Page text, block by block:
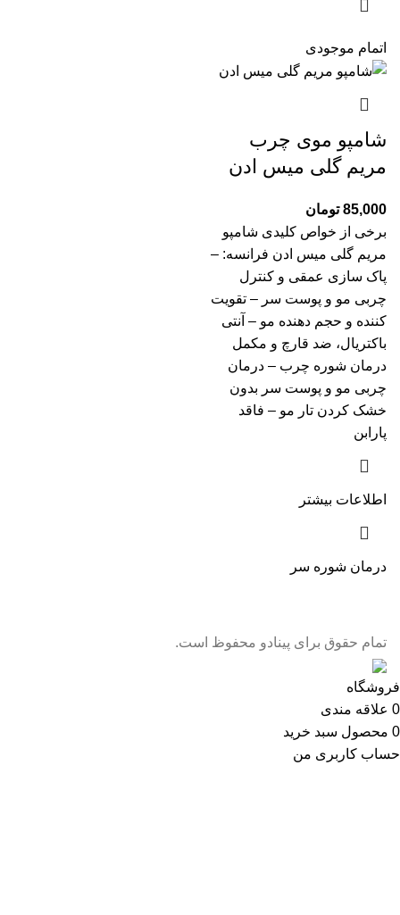
اتمام موجودی
شامپو موی چرب
مریم گلی میس ادن
85,000 تومان
برخی از خواص کلیدی شامپو
مریم گلی میس ادن فرانسه: –
پاک سازی عمقی و کنترل
چربی مو و پوست سر – تقویت
کننده و حجم دهنده مو – آنتی
باکتریال، ضد قارچ و مکمل
درمان شوره چرب – درمان
چربی مو و پوست سر بدون
خشک کردن تار مو – فاقد
پارابن
اطلاعات بیشتر
درمان شوره سر
تمام حقوق برای پینادو محفوظ است.
فروشگاه
0 علاقه مندی
0 محصول سبد خرید
حساب کاربری من